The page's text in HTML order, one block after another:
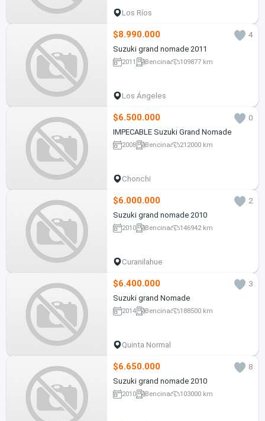
Los Ríos
$8.990.000
4
Suzuki grand nomade 2011
2011 Bencina 109877 km
Los Ángeles
$6.500.000
0
IMPECABLE Suzuki Grand Nomade
2008 Bencina 212000 km
Chonchi
$6.000.000
2
Suzuki grand nomade 2010
2010 Bencina 146942 km
Curanilahue
$6.400.000
3
Suzuki grand Nomade
2014 Bencina 188500 km
Quinta Normal
$6.650.000
8
Suzuki grand nomade 2010
2010 Bencina 103000 km